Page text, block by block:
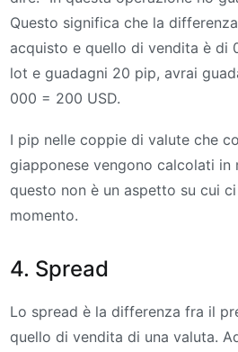
Questo significa che la
acquisto e quello di vendita è di
lot e guadagni 20 pip, avrai
000 = 200 USD.
I pip nelle coppie di valute che
giapponese vengono calcolati in
questo non è un aspetto su cui
momento.
4. Spread
Lo spread è la differenza fra il
quello di vendita di una valuta.